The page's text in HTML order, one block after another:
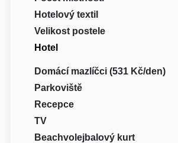
Hotelový textil
Velikost postele
Hotel
Domácí mazlíčci (531 Kč/den)
Parkoviště
Recepce
TV
Beachvolejbalový kurt